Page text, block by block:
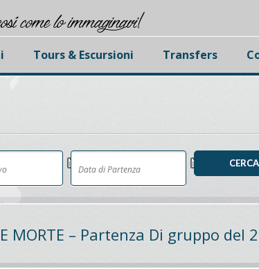
come lo immaginavi!
Tours & Escursioni Transfers
MORTE – Partenza Di gruppo del